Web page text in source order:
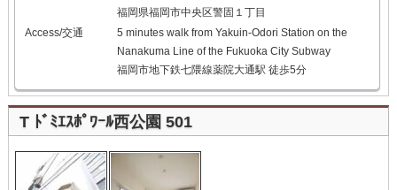
福岡県福岡市中央区警固１丁目
Access/交通
5 minutes walk from Yakuin-Odori Station on the
Nanakuma Line of the Fukuoka City Subway
福岡市地下鉄七隈線薬院大通駅 徒歩5分
T ﾄﾞﾐｴｽﾎﾟﾜｰﾙ西公園 501